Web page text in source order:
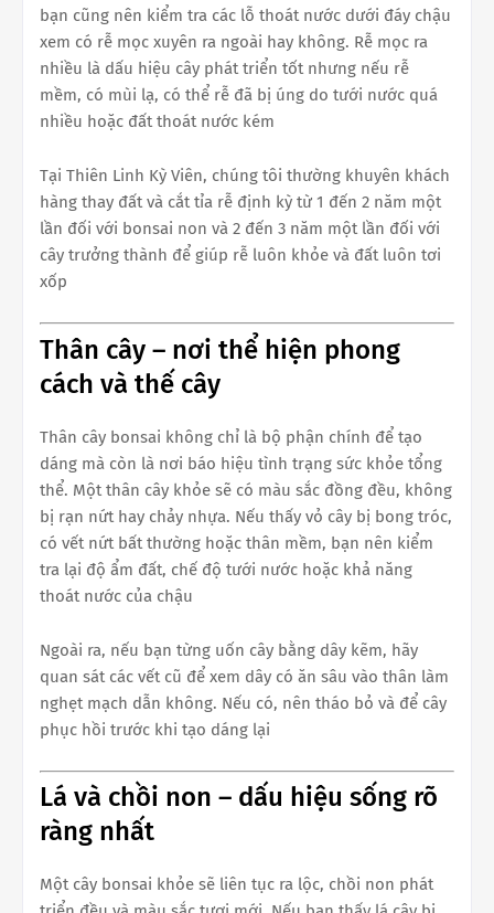
bạn cũng nên kiểm tra các lỗ thoát nước dưới đáy chậu
xem có rễ mọc xuyên ra ngoài hay không. Rễ mọc ra
nhiều là dấu hiệu cây phát triển tốt nhưng nếu rễ
mềm, có mùi lạ, có thể rễ đã bị úng do tưới nước quá
nhiều hoặc đất thoát nước kém
Tại Thiên Linh Kỳ Viên, chúng tôi thường khuyên khách
hàng thay đất và cắt tỉa rễ định kỳ từ 1 đến 2 năm một
lần đối với bonsai non và 2 đến 3 năm một lần đối với
cây trưởng thành để giúp rễ luôn khỏe và đất luôn tơi
xốp
Thân cây – nơi thể hiện phong
cách và thế cây
Thân cây bonsai không chỉ là bộ phận chính để tạo
dáng mà còn là nơi báo hiệu tình trạng sức khỏe tổng
thể. Một thân cây khỏe sẽ có màu sắc đồng đều, không
bị rạn nứt hay chảy nhựa. Nếu thấy vỏ cây bị bong tróc,
có vết nứt bất thường hoặc thân mềm, bạn nên kiểm
tra lại độ ẩm đất, chế độ tưới nước hoặc khả năng
thoát nước của chậu
Ngoài ra, nếu bạn từng uốn cây bằng dây kẽm, hãy
quan sát các vết cũ để xem dây có ăn sâu vào thân làm
nghẹt mạch dẫn không. Nếu có, nên tháo bỏ và để cây
phục hồi trước khi tạo dáng lại
Lá và chồi non – dấu hiệu sống rõ
ràng nhất
Một cây bonsai khỏe sẽ liên tục ra lộc, chồi non phát